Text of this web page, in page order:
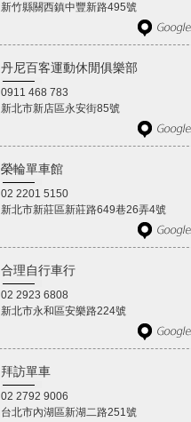
新竹縣關西鎮中豐新路495號
丹尼百客運動休閒俱樂部
0911 468 783
新北市新店區永安街85號
榮輪單車館
02 2201 5150
新北市新莊區新莊路649巷26弄4號
合理自行車行
02 2923 6808
新北市永和區安樂路224號
拜訪單車
02 2792 9006
台北市內湖區新湖二路251號